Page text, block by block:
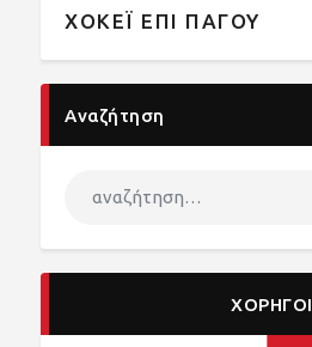
ΧΟΚΕΪ ΕΠΙ ΠΑΓΟΥ
Αναζήτηση
ΧΟΡΗΓΟΙ